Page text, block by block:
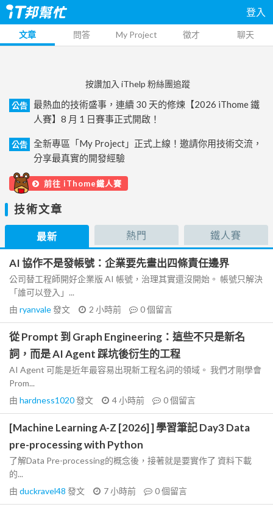
登入
文章 問答 My Project 徵才 聊天
按讚加入 iThelp 粉絲團追蹤
公告
最熱血的技術盛事，連續 30 天的修煉【2026 iThome 鐵
人賽】8 月 1 日賽事正式開啟！
公告
全新專區「My Project」正式上線！邀請你用技術交流，
分享最真實的開發經驗
前往 iThome鐵人賽
技術文章
最新 熱門 鐵人賽
AI 協作不是發帳號：企業要先畫出四條責任邊界
公司替工程師開好企業版 AI 帳號，治理其實還沒開始。 帳號只解決
「誰可以登入」...
由 ryanvale發文 2 小時前 0個留言
從 Prompt 到 Graph Engineering：這些不只是新名
詞，而是 AI Agent 踩坑後衍生的工程
AI Agent 可能是近年最容易出現新工程名詞的領域。 我們才剛學會
Prom...
由 hardness1020發文 4 小時前 0個留言
[Machine Learning A-Z [2026] ] 學習筆記 Day3 Data
pre-processing with Python
了解Data Pre-processing的概念後，接著就是要實作了 資料下載
的...
由 duckravel48 發文 7 小時前 0個留言